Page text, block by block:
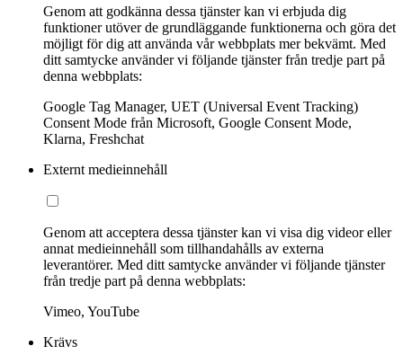
Genom att godkänna dessa tjänster kan vi erbjuda dig
funktioner utöver de grundläggande funktionerna och göra det
möjligt för dig att använda vår webbplats mer bekvämt. Med
ditt samtycke använder vi följande tjänster från tredje part på
denna webbplats:
Google Tag Manager, UET (Universal Event Tracking)
Consent Mode från Microsoft, Google Consent Mode,
Klarna, Freshchat
Externt medieinnehåll
Genom att acceptera dessa tjänster kan vi visa dig videor eller
annat medieinnehåll som tillhandahålls av externa
leverantörer. Med ditt samtycke använder vi följande tjänster
från tredje part på denna webbplats:
Vimeo, YouTube
Krävs